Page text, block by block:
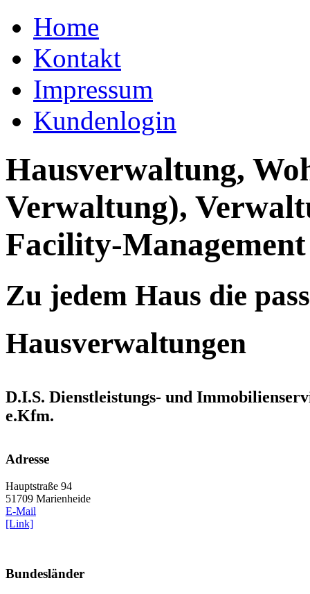
Home
Kontakt
Impressum
Kundenlogin
Hausverwaltung,
Verwaltung),
Facility-Management
Zu jedem Haus die
Hausverwaltungen
D.I.S. Dienstleistungs- und
e.Kfm.
Adresse
Hauptstraße 94
51709 Marienheide
E-Mail
[Link]
Bundesländer